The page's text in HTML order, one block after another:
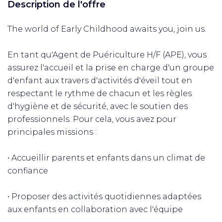
Description de l'offre
The world of Early Childhood awaits you, join us.
En tant qu'Agent de Puériculture H/F (APE), vous
assurez l'accueil et la prise en charge d'un groupe
d'enfant aux travers d'activités d'éveil tout en
respectant le rythme de chacun et les règles
d'hygiène et de sécurité, avec le soutien des
professionnels. Pour cela, vous avez pour
principales missions :
• Accueillir parents et enfants dans un climat de
confiance
• Proposer des activités quotidiennes adaptées
aux enfants en collaboration avec l'équipe